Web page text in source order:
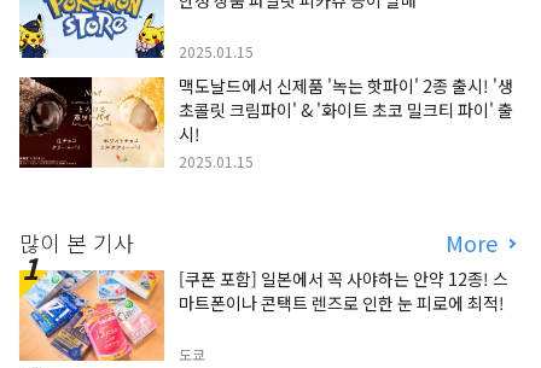
2025.01.15
맥도날드에서 신제품 '녹는 핫파이' 2종 출시! '생
초콜릿 크림파이' & '화이트 초코 밀크티 파이' 출
시!
2025.01.15
많이 본 기사 More
[쿠폰 포함] 일본에서 꼭 사야하는 안약 12종! 스
마트폰이나 콘택트 렌즈로 인한 눈 피로에 최적!
도쿄